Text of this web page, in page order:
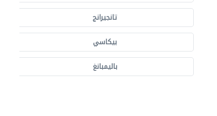
تانجيرانج
بيكاسي
باليمبانغ